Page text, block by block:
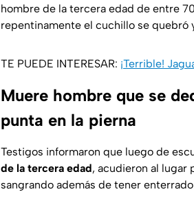
hombre de la tercera edad de entre
repentinamente el cuchillo se quebró
TE PUEDE INTERESAR: ¡Terrible!
Muere hombre que se
punta en la pierna
Testigos informaron que luego de
de la tercera edad, acudieron al lugar
sangrando además de tener